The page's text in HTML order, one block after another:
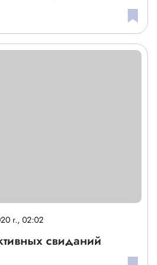
г., 02:02
свиданий